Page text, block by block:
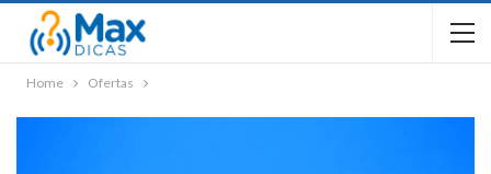
Home Ofertas